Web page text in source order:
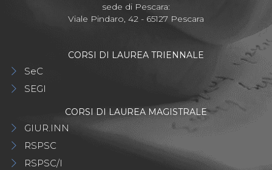
sede di Pescara:
Viale Pindaro, 42 - 65127 Pescara
CORSI DI LAUREA TRIENNALE
SeC
SEGI
CORSI DI LAUREA MAGISTRALE
GIUR.INN
RSPSC
RSPSC/I